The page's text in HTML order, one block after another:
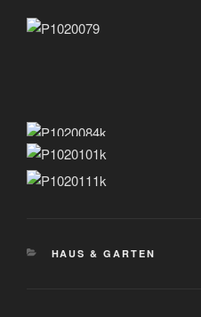
KATEGORIEN
HAUS & GARTEN